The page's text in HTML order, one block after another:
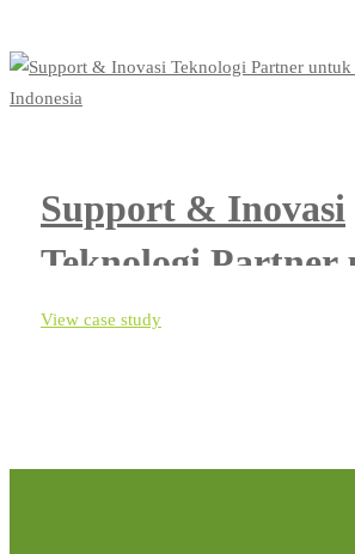
Support & Inovasi
Teknologi Partner
Management Hotel
View case study